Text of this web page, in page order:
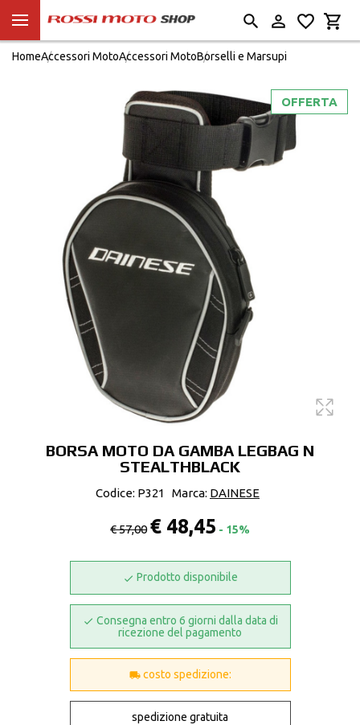
HomeAccessori MotoAccessori MotoBorselli e Marsupi
OFFERTA
BORSA MOTO DA GAMBA LEGBAG N
STEALTHBLACK
Codice: P321 Marca: DAINESE
€ 57,00 € 48,45 - 15%
Prodotto disponibile
Consegna entro 6 giorni dalla data di
ricezione del pagamento
costo spedizione:
spedizione gratuita